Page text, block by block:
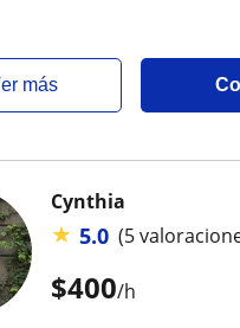
ver más
$400/h
Cynthia
★ 5.0 (5